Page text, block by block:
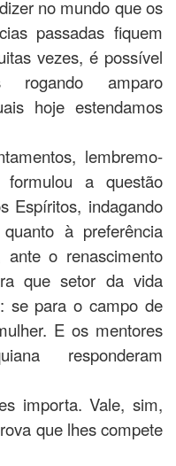
no mundo que os
passadas fiquem
vezes, é possível
rogando amparo
hoje estendamos
lembremo-
a questão
Espíritos, indagando
à preferência
ante o renascimento
que setor da vida
se para o campo de
E os mentores
responderam
importa. Vale, sim,
que lhes compete